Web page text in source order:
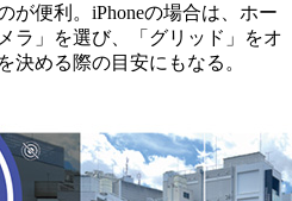
が便利。iPhoneの場合は、ホー
ラ」を選び、「グリッド」をオ
決める際の目安にもなる。